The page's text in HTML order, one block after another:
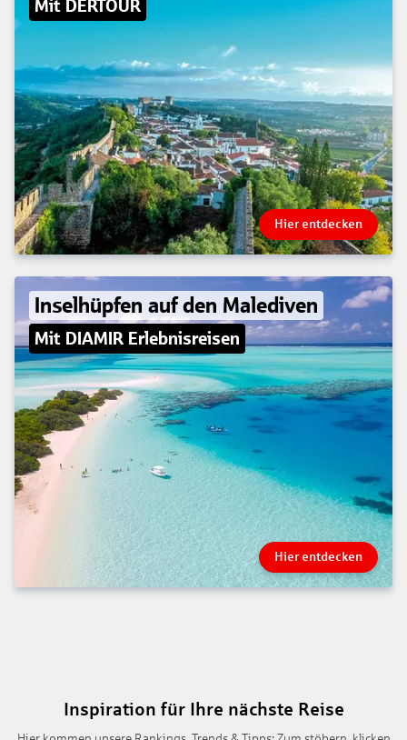
Mit DERTOUR
Hier entdecken
Inselhüpfen auf den Malediven
Mit DIAMIR Erlebnisreisen
Hier entdecken
Inspiration für Ihre nächste Reise